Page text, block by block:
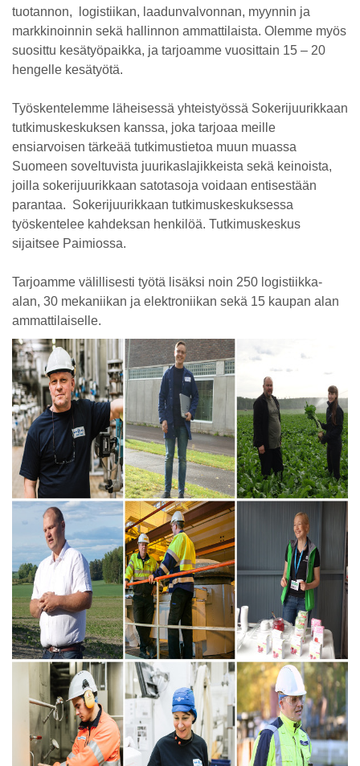
tuotannon, logistiikan, laadunvalvonnan, myynnin ja
markkinoinnin sekä hallinnon ammattilaista. Olemme myös
suosittu kesätyöpaikka, ja tarjoamme vuosittain 15 – 20
hengelle kesätyötä.
Työskentelemme läheisessä yhteistyössä Sokerijuurikkaan
tutkimuskeskuksen kanssa, joka tarjoaa meille
ensiarvoisen tärkeää tutkimustietoa muun muassa
Suomeen soveltuvista juurikaslajikkeista sekä keinoista,
joilla sokerijuurikkaan satotasoja voidaan entisestään
parantaa. Sokerijuurikkaan tutkimuskeskuksessa
työskentelee kahdeksan henkilöä. Tutkimuskeskus
sijaitsee Paimiossa.
Tarjoamme välillisesti työtä lisäksi noin 250 logistiikka-
alan, 30 mekaniikan ja elektroniikan sekä 15 kaupan alan
ammattilaiselle.